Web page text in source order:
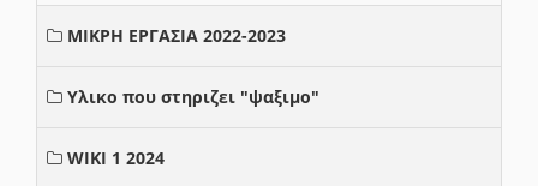
ΜΙΚΡΗ ΕΡΓΑΣΙΑ 2022-2023
Υλικο που στηριζει "ψαξιμο"
WIKI 1 2024